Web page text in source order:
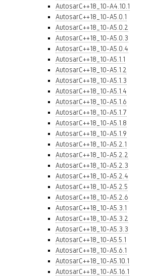
AutosarC++18_10-A4.10.1
AutosarC++18_10-A5.0.1
AutosarC++18_10-A5.0.2
AutosarC++18_10-A5.0.3
AutosarC++18_10-A5.0.4
AutosarC++18_10-A5.1.1
AutosarC++18_10-A5.1.2
AutosarC++18_10-A5.1.3
AutosarC++18_10-A5.1.4
AutosarC++18_10-A5.1.6
AutosarC++18_10-A5.1.7
AutosarC++18_10-A5.1.8
AutosarC++18_10-A5.1.9
AutosarC++18_10-A5.2.1
AutosarC++18_10-A5.2.2
AutosarC++18_10-A5.2.3
AutosarC++18_10-A5.2.4
AutosarC++18_10-A5.2.5
AutosarC++18_10-A5.2.6
AutosarC++18_10-A5.3.1
AutosarC++18_10-A5.3.2
AutosarC++18_10-A5.3.3
AutosarC++18_10-A5.5.1
AutosarC++18_10-A5.6.1
AutosarC++18_10-A5.10.1
AutosarC++18_10-A5.16.1